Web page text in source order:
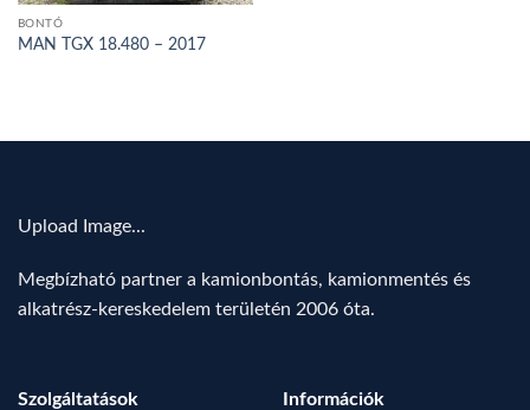
BONTÓ
MAN TGX 18.480 – 2017
Upload Image...
Megbízható partner a kamionbontás, kamionmentés és
alkatrész-kereskedelem területén 2006 óta.
Szolgáltatások Információk